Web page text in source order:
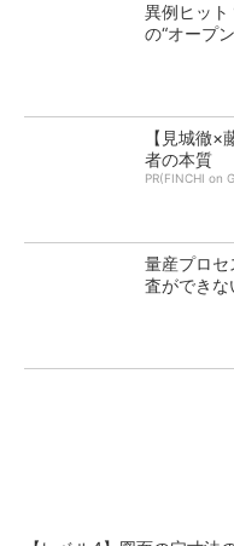
異例ヒッ
の“オープ
【見城徹
者の本質
PR(FINCHI on
量産プロセ
査ができな